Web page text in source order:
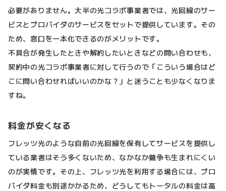
必要がありません。大半の光コラボ事業者では、光回線のサー
ビスとプロバイダのサービスをセットで提供しています。その
ため、窓口を一本化できるのがメリットです。
不具合が発生したときや解約したいときなどの問い合わせも、
契約中の光コラボ事業者に対して行うので「こういう場合はど
こに問い合わせればいいのかな？」と迷うことも少なくなりま
すね。
料金が安くなる
フレッツ光のような自前の光回線を保有してサービスを提供し
ている業者はそう多くないため、なかなか競争も生まれにくい
のが実情です。その上、フレッツ光を利用する場合には、プロ
バイダ料金も別途かかるため、どうしてもトータルの料金は高